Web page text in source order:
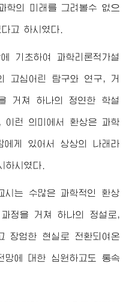
학의 미래를 그려볼수 없으
고 하시였다.
기초하여 과학리론적가설
고심어린 탐구와 연구, 거
거쳐 하나의 정연한 학설
이런 의미에서 환상은 과학
에게 있어서 상상의 나래라
시였다.
시는 수많은 과학적인 환상
정을 거쳐 하나의 정설로,
장엄한 현실로 전환되여온
망에 대한 심원하고도 통속